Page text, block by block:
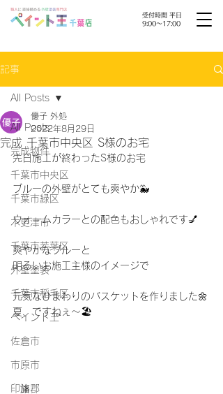
受付時間 平日
9:00〜17:00
記事
All Posts
完成物件
千葉市中央区
千葉市緑区
木更津市
千葉市若葉区
外壁塗装
千葉市稲毛区
ペイント王
佐倉市
市原市
印旛郡
All Posts
完成 千葉市中央区 S様のお宅
優子 外処
2022年8月29日
先日施工が終わったS様のお宅
ブルーの外壁がとても爽やか🐳
ウォームカラーとの配色もおしゃれです💅
爽やかなブルーと
明るいお施工主様のイメージで
元気なひまわりのバスケットを作りました🌼⁡
夏、ですねぇ〜🏖